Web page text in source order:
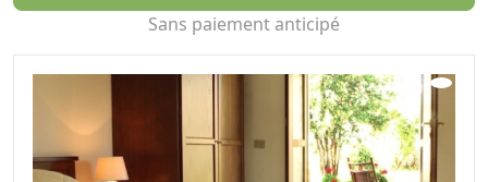
Sans paiement anticipé